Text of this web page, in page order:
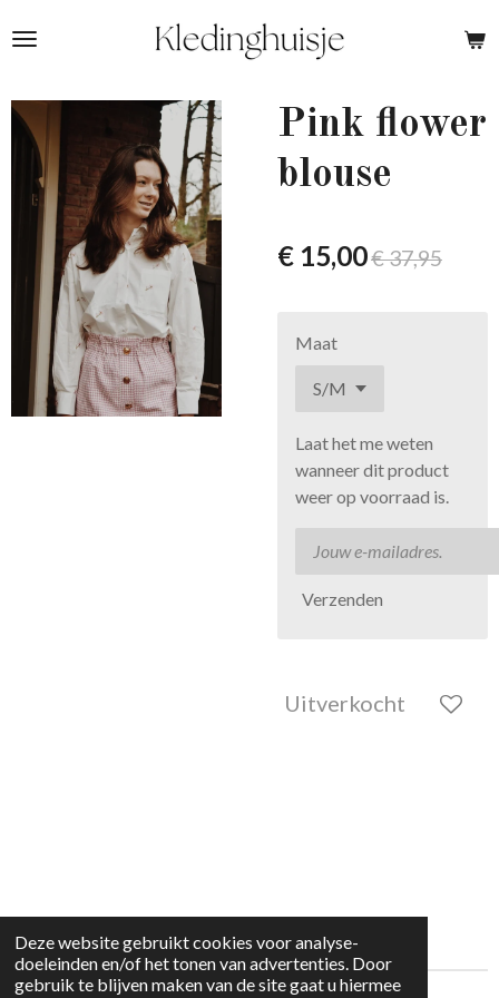
Deze website gebruikt cookies voor analyse-
doeleinden en/of het tonen van advertenties. Door
gebruik te blijven maken van de site gaat u hiermee
direct
de
hoofdinhoud
Pink flower
blouse
€ 15,00€ 37,95
Maat
Laat het me weten
wanneer dit product
weer op voorraad is.
Verzenden
Uitverkocht